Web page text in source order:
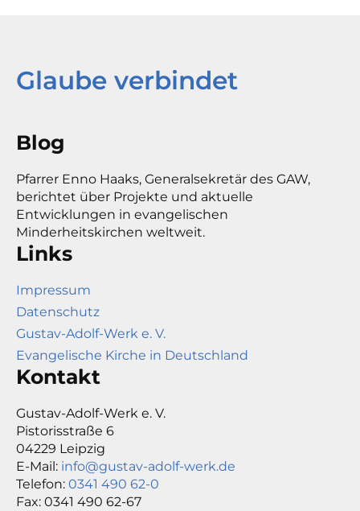
Glaube verbindet
Blog
Pfarrer Enno Haaks, Generalsekretär des GAW,
berichtet über Projekte und aktuelle
Entwicklungen in evangelischen
Minderheitskirchen weltweit.
Links
Impressum
Datenschutz
Gustav-Adolf-Werk e. V.
Evangelische Kirche in Deutschland
Kontakt
Gustav-Adolf-Werk e. V.
Pistorisstraße 6
04229 Leipzig
E-Mail: info@gustav-adolf-werk.de
Telefon: 0341 490 62-0
Fax: 0341 490 62-67